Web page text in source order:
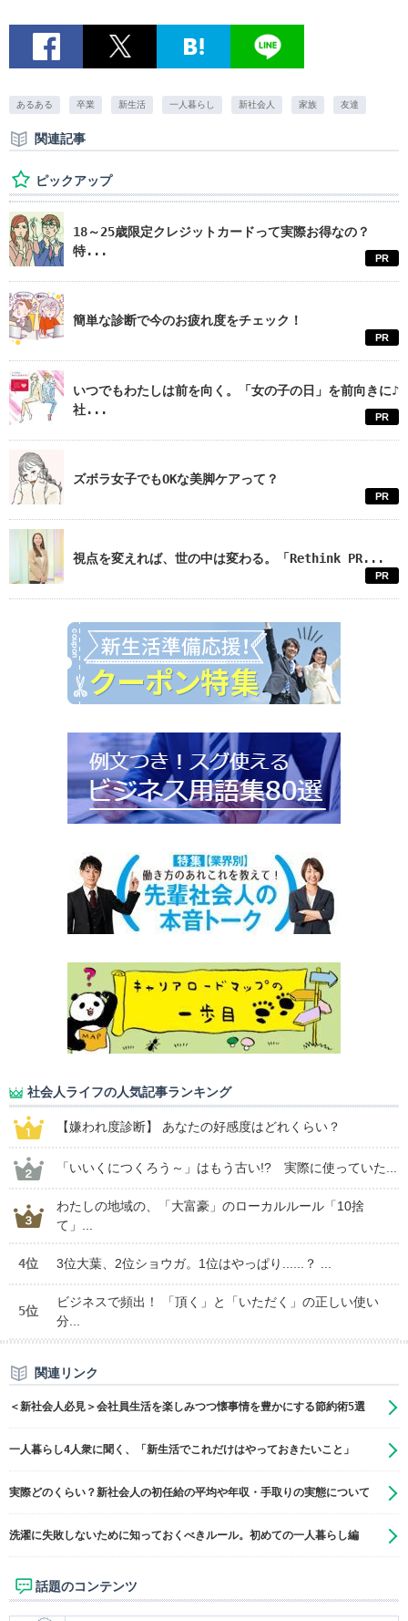
あるある 卒業 新生活 一人暮らし 新社会人 家族 友達
関連記事
ピックアップ
18～25歳限定クレジットカードって実際お得なの？
特...
PR
簡単な診断で今のお疲れ度をチェック！
PR
いつでもわたしは前を向く。「女の子の日」を前向きに♪
社...
PR
ズボラ女子でもOKな美脚ケアって？
PR
視点を変えれば、世の中は変わる。「Rethink PR...
PR
社会人ライフの人気記事ランキング
【嫌われ度診断】 あなたの好感度はどれくらい？
「いいくにつくろう～」はもう古い!? 実際に使っていた...
わたしの地域の、「大富豪」のローカルルール「10捨
て」...
4位 3位大葉、2位ショウガ。1位はやっぱり......？ ...
5位
ビジネスで頻出！ 「頂く」と「いただく」の正しい使い
分...
関連リンク
＜新社会人必見＞会社員生活を楽しみつつ懐事情を豊かにする節約術5選
一人暮らし4人衆に聞く、「新生活でこれだけはやっておきたいこと」
実際どのくらい？新社会人の初任給の平均や年収・手取りの実態について
洗濯に失敗しないために知っておくべきルール。初めての一人暮らし編
話題のコンテンツ